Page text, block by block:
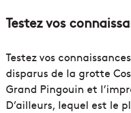
Testez vos
Testez vos
disparus de la grotte
Grand Pingouin et
D’ailleurs, lequel est le